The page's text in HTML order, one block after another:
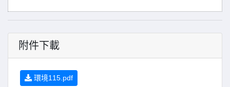
附件下載
環境115.pdf